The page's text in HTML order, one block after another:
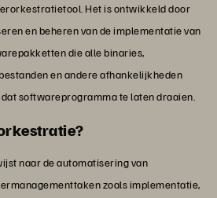
Het is ontwikkeld door
en beheren van de implementatie van
die alle binaries,
en andere afhankelijkheden
softwareprogramma te laten draaien.
naar de automatisering van
zoals implementatie,